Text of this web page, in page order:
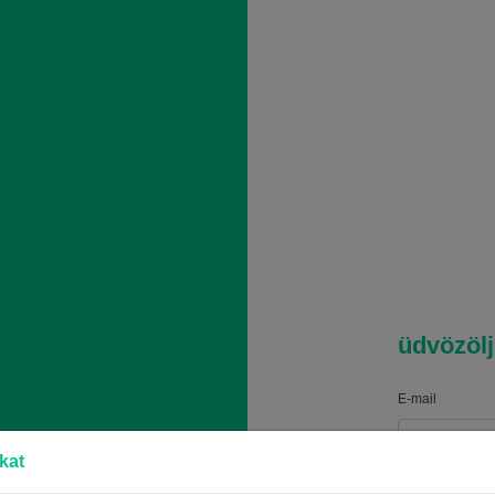
E-mail